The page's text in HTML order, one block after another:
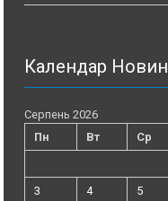
Календар Новин
Серпень 2026
Пн
Вт Ср
3
4 5